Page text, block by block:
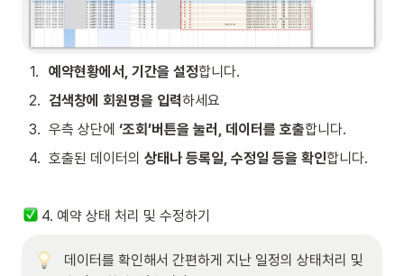
1. 예약현황에서, 기간을 설정합니다.
2. 검색창에 회원명을 입력하세요
3. 우측 상단에 ‘조회’버튼을 눌러, 데이터를 호출합니다.
4. 호출된 데이터의 상태나 등록일, 수정일 등을 확인합니다.
4. 예약 상태 처리 및 수정하기
데이터를 확인해서 간편하게 지난 일정의 상태처리 및